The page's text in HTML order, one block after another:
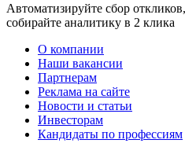
Автоматизируйте сбор
собирайте аналитику в 2 клика
О компании
Наши вакансии
Партнерам
Реклама на сайте
Новости и статьи
Инвесторам
Кандидаты по профессиям